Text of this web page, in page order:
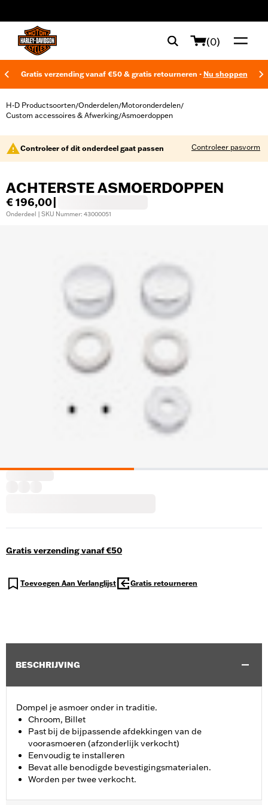
(0)
Gratis verzending vanaf €50 & gratis retourneren - Nu shoppen
H-D Productsoorten/Onderdelen/Motoronderdelen/
Custom accessoires & Afwerking/Asmoerdoppen
Controleer of dit onderdeel gaat passen Controleer pasvorm
ACHTERSTE ASMOERDOPPEN
€ 196,00
Onderdeel | SKU Nummer: 43000051
Gratis verzending vanaf €50
Toevoegen Aan Verlanglijst Gratis retourneren
BESCHRIJVING
Dompel je asmoer onder in traditie.
Chroom, Billet
Past bij de bijpassende afdekkingen van de
voorasmoeren (afzonderlijk verkocht)
Eenvoudig te installeren
Bevat alle benodigde bevestigingsmaterialen.
Worden per twee verkocht.